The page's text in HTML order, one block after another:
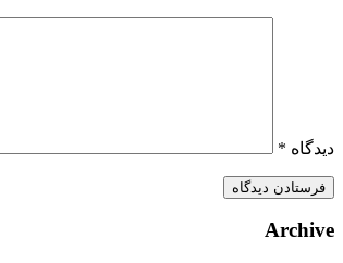
دیدگاه *
Archive